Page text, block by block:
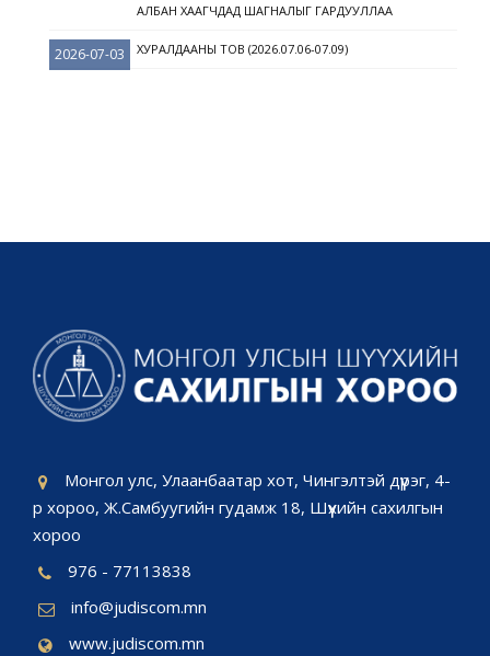
АЛБАН ХААГЧДАД ШАГНАЛЫГ ГАРДУУЛЛАА
2026-07-03 ХУРАЛДААНЫ ТОВ (2026.07.06-07.09)
Монгол улс, Улаанбаатар хот, Чингэлтэй дүүрэг, 4-
р хороо, Ж.Самбуугийн гудамж 18, Шүүхийн сахилгын
хороо
976 - 77113838
info@judiscom.mn
www.judiscom.mn